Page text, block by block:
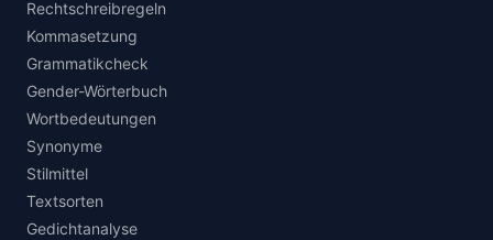
Rechtschreibregeln
Kommasetzung
Grammatikcheck
Gender-Wörterbuch
Wortbedeutungen
Synonyme
Stilmittel
Textsorten
Gedichtanalyse